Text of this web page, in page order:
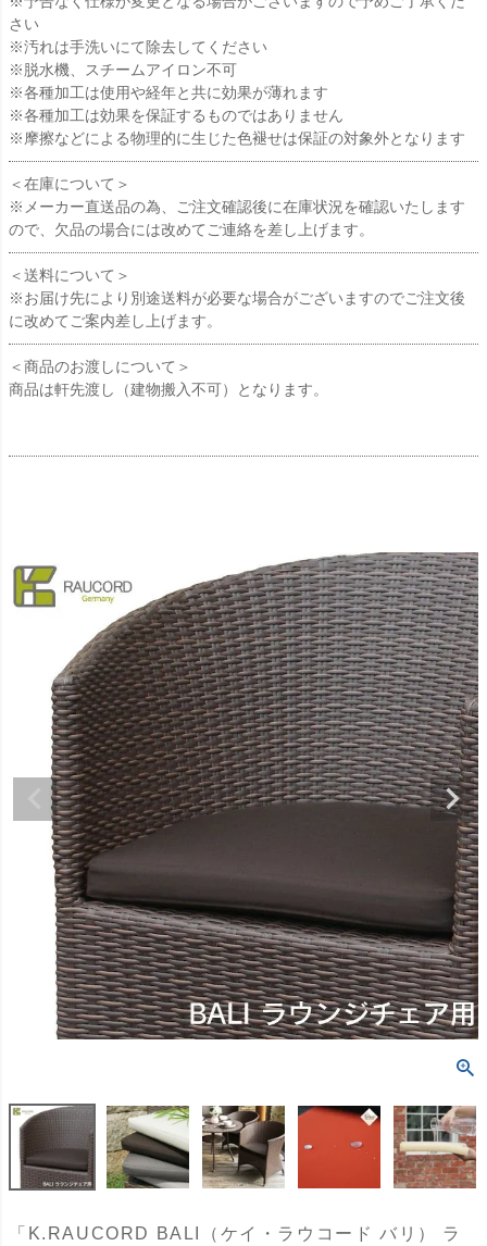
さい
※汚れは手洗いにて除去してください
※脱水機、スチームアイロン不可
※各種加工は使用や経年と共に効果が薄れます
※各種加工は効果を保証するものではありません
※摩擦などによる物理的に生じた色褪せは保証の対象外となります
＜在庫について＞
※メーカー直送品の為、ご注文確認後に在庫状況を確認いたします
ので、欠品の場合には改めてご連絡を差し上げます。
＜送料について＞
※お届け先により別途送料が必要な場合がございますのでご注文後
に改めてご案内差し上げます。
＜商品のお渡しについて＞
商品は軒先渡し（建物搬入不可）となります。
「K.RAUCORD BALI（ケイ・ラウコード バリ） ラ